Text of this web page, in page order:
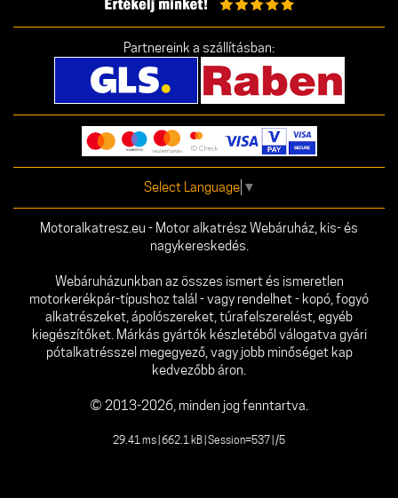
Partnereink a szállításban:
Select Language ▼
Motoralkatresz.eu - Motor alkatrész Webáruház, kis- és
nagykereskedés.
Webáruházunkban az összes ismert és ismeretlen
motorkerékpár-típushoz talál - vagy rendelhet - kopó, fogyó
alkatrészeket, ápolószereket, túrafelszerelést, egyéb
kiegészítőket. Márkás gyártók készletéből válogatva gyári
pótalkatrésszel megegyező, vagy jobb minőséget kap
kedvezőbb áron.
© 2013-2026, minden jog fenntartva.
29.41 ms | 662.1 kB | Session=537 | /5